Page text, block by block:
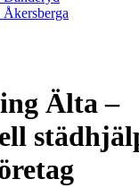
Åkersberga
Älta –